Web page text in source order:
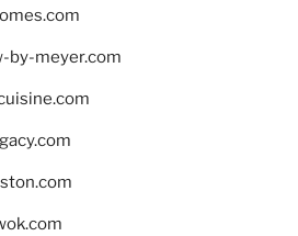
by-meyer.com